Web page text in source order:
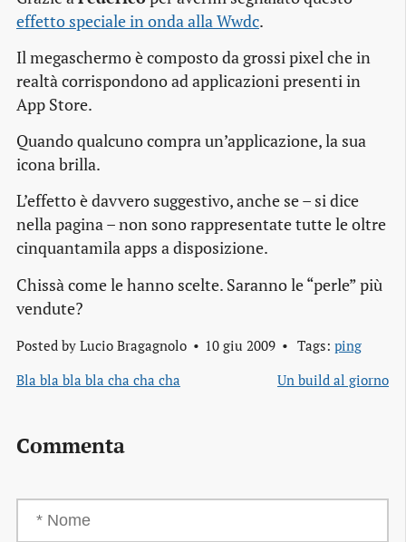
effetto speciale in onda alla Wwdc.
Il megaschermo è composto da grossi pixel che in
realtà corrispondono ad applicazioni presenti in
App Store.
Quando qualcuno compra un’applicazione, la sua
icona brilla.
L’effetto è davvero suggestivo, anche se – si dice
nella pagina – non sono rappresentate tutte le oltre
cinquantamila apps a disposizione.
Chissà come le hanno scelte. Saranno le “perle” più
vendute?
Posted by Lucio Bragagnolo 10 giu 2009 Tags: ping
Bla bla bla bla cha cha cha
Un build al giorno
Commenta